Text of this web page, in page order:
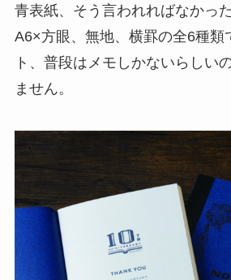
青表紙、そう言われればなかっ
A6×方眼、無地、横罫の全6種類
ト、普段はメモしかないらしい
ません。